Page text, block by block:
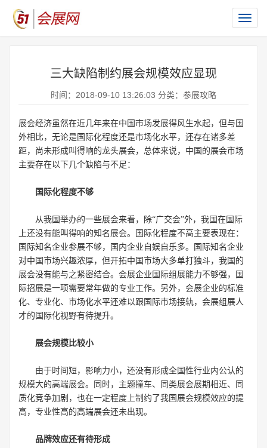
切
三大缺陷制约展会规模效应显现
时间：2018-09-10 13:26:03 分类： 参展攻略
展会经济虽然在近几年来在中国市场发展得风生水起，但与国
外相比，无论是国际化程度还是市场化水平，还存在诸多差
距，尚未形成叫得响的龙头展会，总体来说，中国的展会市场
主要存在以下几个缺陷与不足：
国际化程度不够
从我国举办的一些展会来看，除“广交会”外，我国在国际
上还没有能叫得响的知名展会。国际化程度不高主要表现在：
国际知名企业参展不够，国内企业自娱自乐多。国际知名企业
对中国市场兴趣浓厚，但开拓中国市场大多单打独斗，我国的
展会没有能与之紧密结合。会展企业国际组展能力不够强，国
际招展是一项需要常年做的专业工作。另外，会展企业的标准
化、专业化、市场化水平还难以跟国际市场接轨，会展组展人
才的国际化视野有待提升。
展会规模比较小
由于时间短，影响力小，还没有形成全国性行业内公认的
规模大的高端展会。同时，主题撞车、同类展会展期相近、同
质化竞争加剧，也在一定程度上制约了我国展会规模效应的提
高，专业性高的高端展会还未出现。
品牌效应还有待形成